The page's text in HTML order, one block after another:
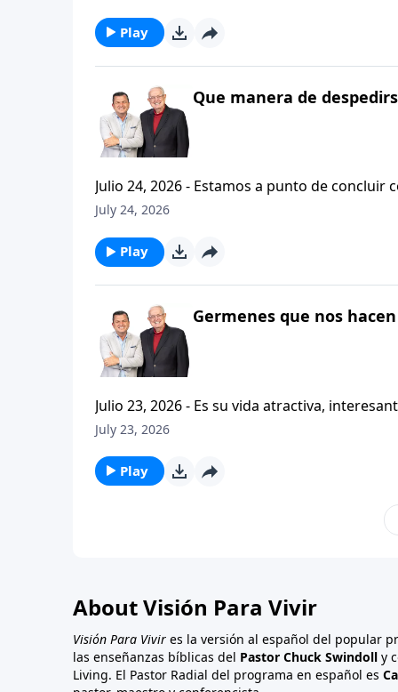
que significa desarrollar relaciones
Play
Que manera de
Julio 24, 2026 - Estamos a punto de
tesalonicenses titulado: Cristianismo Contagioso. En este escrito vemos una despedida franca. En
a sus hijos espirituales con una bendicion
July 24, 2026
Play
Germenes que nos
Julio 23, 2026 - Es su vida atractiva, interesante o contagiosa? Bienvenido a
Carlos A. Zazueta. Actualmente estamos estudiando la primera carta a los Tesalonicenses, con esta serie
July 23, 2026
Play
About Visión Para Vivir
Visión Para Vivir es la versión al español del popular
las enseñanzas bíblicas del Pastor Chuck Swindoll y
Living. El Pastor Radial del programa en español es